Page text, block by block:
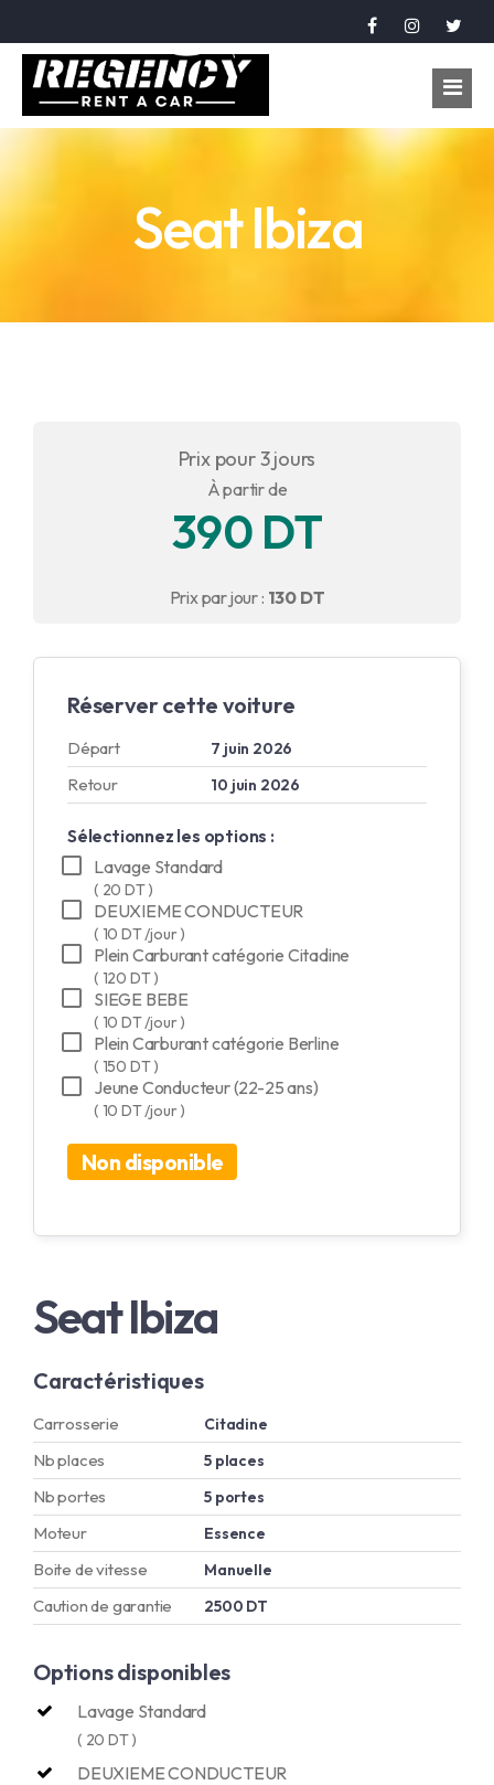
À propos
Seat Ibiza
Prix pour 3 jours
À partir de
390 DT
Prix par jour : 130 DT
Réserver cette voiture
Départ 7 juin 2026
Retour 10 juin 2026
Sélectionnez les options :
Lavage Standard
( 20 DT )
DEUXIEME CONDUCTEUR
( 10 DT /jour )
Plein Carburant catégorie Citadine
( 120 DT )
SIEGE BEBE
( 10 DT /jour )
Plein Carburant catégorie Berline
( 150 DT )
Jeune Conducteur (22-25 ans)
( 10 DT /jour )
Non disponible
Seat Ibiza
Caractéristiques
Carrosserie Citadine
Nb places 5 places
Nb portes 5 portes
Moteur Essence
Boite de vitesse Manuelle
Caution de garantie 2500 DT
Options disponibles
Lavage Standard
( 20 DT )
DEUXIEME CONDUCTEUR